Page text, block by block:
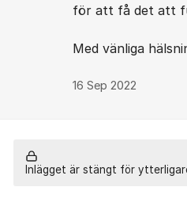
för att få det att
Med vänliga
16 Sep 2022
Inlägget är stängt för